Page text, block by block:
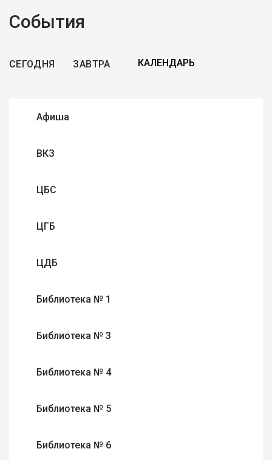
События
СЕГОДНЯ ЗАВТРА
Афиша
ВКЗ
ЦБС
ЦГБ
ЦДБ
Библиотека № 1
Библиотека № 3
Библиотека № 4
Библиотека № 5
Библиотека № 6